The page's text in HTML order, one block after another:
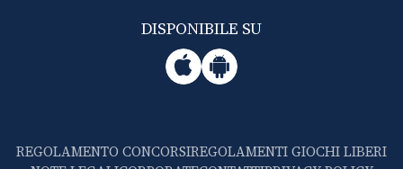
DISPONIBILE SU
REGOLAMENTO CONCORSIREGOLAMENTI GIOCHI LIBERI